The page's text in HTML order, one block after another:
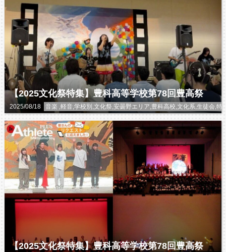
【2025文化祭特集】豊科高等学校第78回豊高祭
2025/08/18 音楽 ,軽音,学校別,文化祭,安曇野エリア,豊科高校,文化系,生徒会,
【2025文化祭特集】豊科高等学校第78回豊高祭